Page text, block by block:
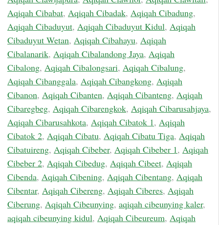
Aqiqah Cibabat, Aqiqah Cibadak, Aqiqah Cibadung,
Aqiqah Cibaduyut, Aqiqah Cibaduyut Kidul, Aqiqah
Cibaduyut Wetan, Aqiqah Cibahayu, Aqiqah
Cibalanarik, Aqiqah Cibalandong Jaya, Aqiqah
Cibalong, Aqiqah Cibalongsari, Aqiqah Cibalung,
Aqiqah Cibanggala, Aqiqah Cibangkong, Aqiqah
Cibanon, Aqiqah Cibanten, Aqiqah Cibanteng, Aqiqah
Cibaregbeg, Aqiqah Cibarengkok, Aqiqah Cibarusahjaya,
Aqiqah Cibarusahkota, Aqiqah Cibatok 1, Aqiqah
Cibatok 2, Aqiqah Cibatu, Aqiqah Cibatu Tiga, Aqiqah
Cibatuireng, Aqiqah Cibeber, Aqiqah Cibeber 1, Aqiqah
Cibeber 2, Aqiqah Cibedug, Aqiqah Cibeet, Aqiqah
Cibenda, Aqiqah Cibening, Aqiqah Cibentang, Aqiqah
Cibentar, Aqiqah Cibereng, Aqiqah Ciberes, Aqiqah
Ciberung, Aqiqah Cibeunying, aqiqah cibeunying kaler,
aqiqah cibeunying kidul, Aqiqah Cibeureum, Aqiqah